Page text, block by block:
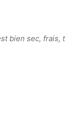
bien sec,